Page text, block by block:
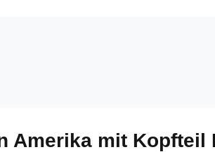
Amerika mit Kopfteil